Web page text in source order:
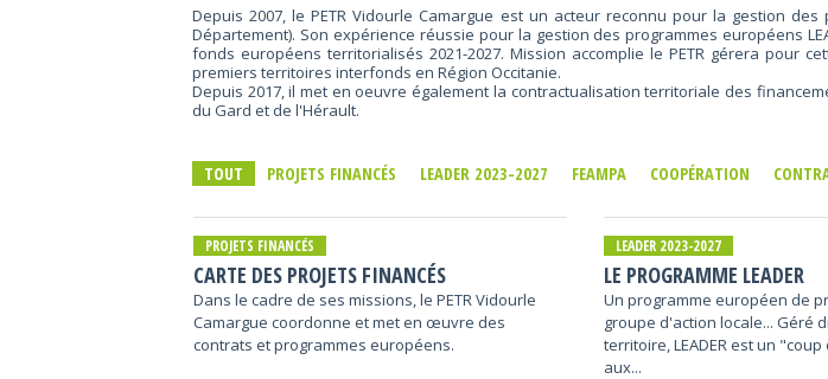
Depuis 2007, le PETR Vidourle Camargue est un acteur reconnu pour la gestion
Département). Son expérience réussie pour la gestion des programmes européens
fonds européens territorialisés 2021-2027. Mission accomplie le PETR gérera
premiers territoires interfonds en Région Occitanie.
Depuis 2017, il met en oeuvre également la contractualisation territoriale des
du Gard et de l'Hérault.
TOUT PROJETS FINANCÉS LEADER 2023-2027 FEAMPA COOPÉRATION
PROJETS FINANCÉS
CARTE DES PROJETS FINANCÉS
Dans le cadre de ses missions, le PETR Vidourle
Camargue coordonne et met en œuvre des
contrats et programmes européens.
LEADER 2023-2027
LE PROGRAMME LEADER
Un programme européen de
groupe d'action locale... Géré
territoire, LEADER est un
aux...